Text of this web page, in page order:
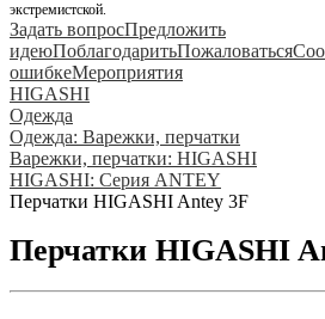
экстремистской.
Задать вопросПредложить
идеюПоблагодаритьПожаловаться
ошибкеМероприятия
HIGASHI
Одежда
Одежда: Варежки, перчатки
Варежки, перчатки: HIGASHI
HIGASHI: Серия ANTEY
Перчатки HIGASHI Antey 3F
Перчатки HIGASHI